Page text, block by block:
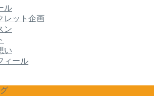
ル
レット企画
ン
い
ィール